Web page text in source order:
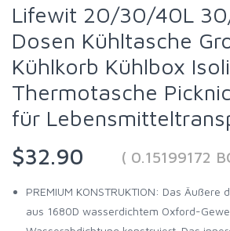
Lifewit 20/30/40L
Dosen Kühltasche
Kühlkorb Kühlbox
Thermotasche
für
$32.90
( 0.15199172
PREMIUM KONSTRUKTION: Das
aus 1680D wasserdichtem Oxford-